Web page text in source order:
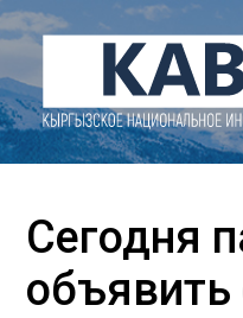
Сегодня
объявить